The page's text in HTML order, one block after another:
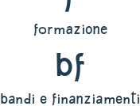
formazione
bf
bandi e finanziamenti